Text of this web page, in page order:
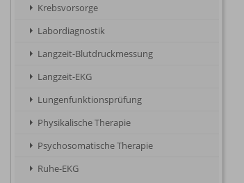
Krebsvorsorge
Labordiagnostik
Langzeit-Blutdruckmessung
Langzeit-EKG
Lungenfunktionsprüfung
Physikalische Therapie
Psychosomatische Therapie
Ruhe-EKG